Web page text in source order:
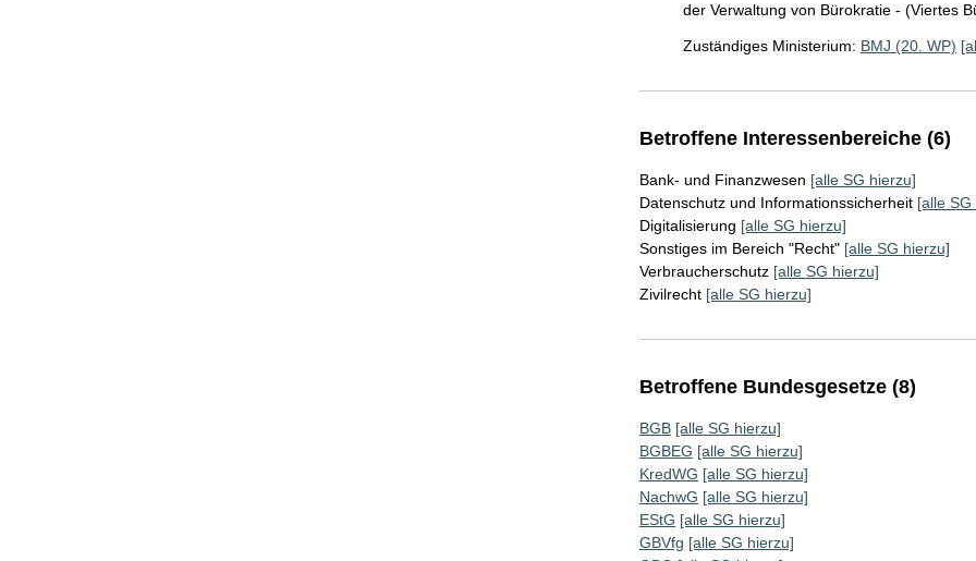
der Verwaltung von Bürokratie - (Viertes
Zuständiges Ministerium: BMJ (20. WP)
Betroffene Interessenbereiche (6)
Bank- und Finanzwesen [alle SG hierzu]
Datenschutz und Informationssicherheit [alle
Digitalisierung [alle SG hierzu]
Sonstiges im Bereich "Recht" [alle SG hierzu]
Verbraucherschutz [alle SG hierzu]
Zivilrecht [alle SG hierzu]
Betroffene Bundesgesetze (8)
BGB [alle SG hierzu]
BGBEG [alle SG hierzu]
KredWG [alle SG hierzu]
NachwG [alle SG hierzu]
EStG [alle SG hierzu]
GBVfg [alle SG hierzu]